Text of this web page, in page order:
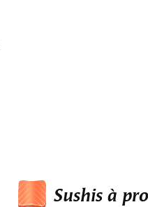
Sushis à